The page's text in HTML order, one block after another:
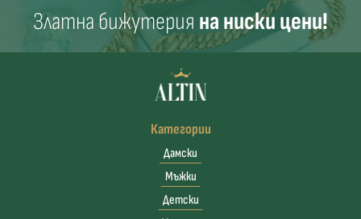
Златна бижутерия на ниски цени!
Категории
Дамски
Мъжки
Детски